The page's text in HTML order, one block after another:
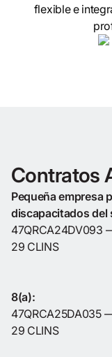
flexible e
Contratos
Pequeña empresa
discapacitados del
47QRCA24DV093
29 CLINS
8(a):
47QRCA25DA035
29 CLINS